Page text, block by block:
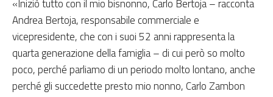
«Iniziò tutto con il mio bisnonno, Carlo Bertoja – racconta
Andrea Bertoja, responsabile commerciale e
vicepresidente, che con i suoi 52 anni rappresenta la
quarta generazione della famiglia – di cui però so molto
poco, perché parliamo di un periodo molto lontano, anche
perché gli succedette presto mio nonno, Carlo Zambon